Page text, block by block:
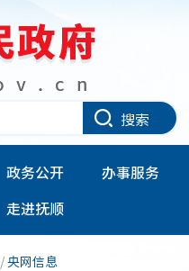
搜索
政务公开
办事服务
走进抚顺
/央网信息